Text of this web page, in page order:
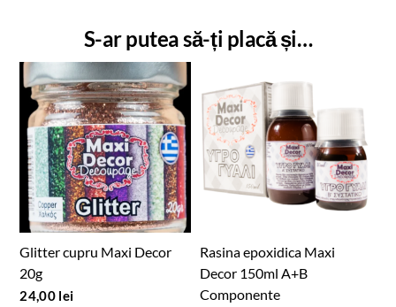
S-ar putea să-ți placă și…
Glitter cupru Maxi Decor
20g
24,00 lei
Rasina epoxidica Maxi
Decor 150ml A+B
Componente